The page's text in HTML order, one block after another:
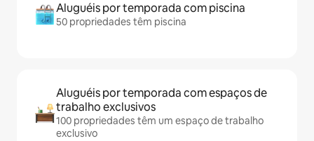
Aluguéis por temporada com piscina
50 propriedades têm piscina
Aluguéis por temporada com espaços de
trabalho exclusivos
100 propriedades têm um espaço de trabalho
exclusivo